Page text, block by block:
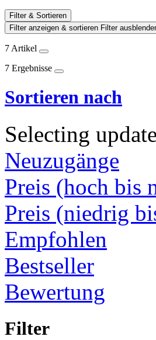
Filter & Sortieren
Filter anzeigen & sortieren Filter
7 Artikel
7 Ergebnisse
Sortieren nach
Selecting
Neuzugänge
Preis (hoch bis
Preis (niedrig
Empfohlen
Bestseller
Bewertung
Filter